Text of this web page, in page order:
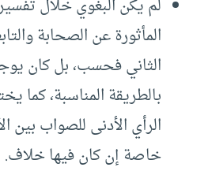
لم يكن البغوي خلال
المأثورة عن الصحابة
الثاني فحسب، بل كان
بالطريقة المناسبة، كما
الرأي الأدنى للصواب بين
خاصة إن كان فيها خلاف.